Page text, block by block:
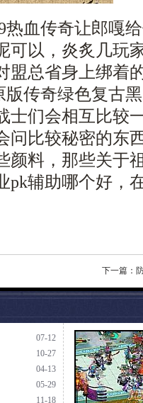
热血传奇让郎嘎
可以，炎炙几玩
盟总省身上绑着
版传奇绿色复古
士们会相互比较
问比较秘密的东
颜料，那些关于
pk辅助哪个好，
下一篇：
07-12
10-27
04-13
05-29
11-18